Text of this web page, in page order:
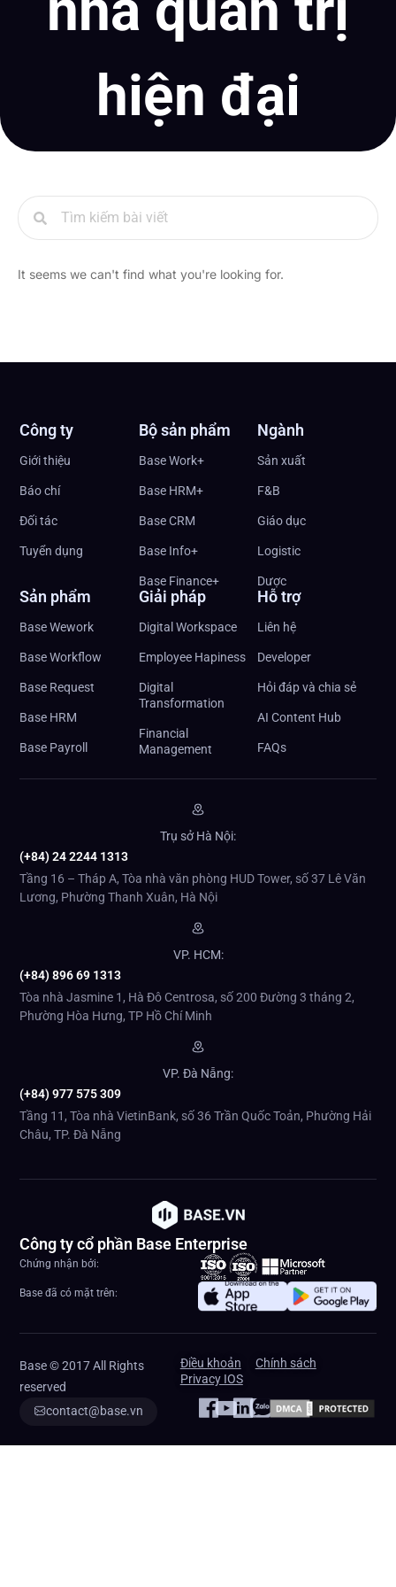
hiện đại
It seems we can't find what you're looking for.
Công ty
Giới thiệu
Báo chí
Đối tác
Tuyển dụng
Bộ sản phẩm
Base Work+
Base HRM+
Base CRM
Base Info+
Base Finance+
Ngành
Sản xuất
F&B
Giáo dục
Logistic
Dược
Sản phẩm
Base Wework
Base Workflow
Base Request
Base HRM
Base Payroll
Giải pháp
Digital Workspace
Employee Hapiness
Digital
Transformation
Financial
Management
Hỗ trợ
Liên hệ
Developer
Hỏi đáp và chia sẻ
AI Content Hub
FAQs
Trụ sở Hà Nội:
(+84) 24 2244 1313
Tầng 16 – Tháp A, Tòa nhà văn phòng HUD Tower, số 37 Lê Văn
Lương, Phường Thanh Xuân, Hà Nội
VP. HCM:
(+84) 896 69 1313
Tòa nhà Jasmine 1, Hà Đô Centrosa, số 200 Đường 3 tháng 2,
Phường Hòa Hưng, TP Hồ Chí Minh
VP. Đà Nẵng:
(+84) 977 575 309
Tầng 11, Tòa nhà VietinBank, số 36 Trần Quốc Toản, Phường Hải
Châu, TP. Đà Nẵng
Công ty cổ phần Base Enterprise
Chứng nhận bởi:
Base đã có mặt trên:
Base © 2017 All Rights
reserved
Điều khoản
Chính sách
Privacy IOS
contact@base.vn